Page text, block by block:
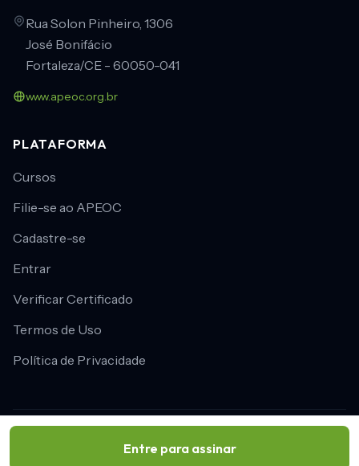
Entre para assinar
Rua Solon Pinheiro, 1306
José Bonifácio
Fortaleza/CE - 60050-041
www.apeoc.org.br
PLATAFORMA
Cursos
Filie-se ao APEOC
Cadastre-se
Entrar
Verificar Certificado
Termos de Uso
Política de Privacidade
Desenvolvido porTI & Afins